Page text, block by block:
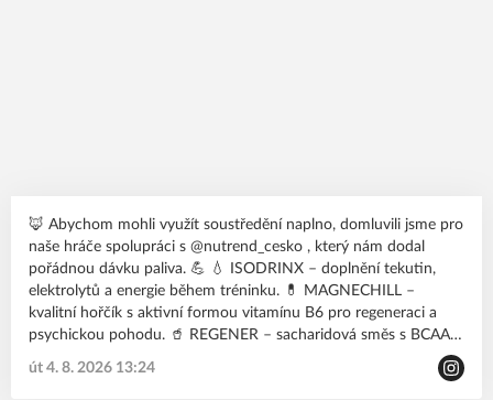
🦊 Abychom mohli využít soustředění naplno, domluvili jsme pro
naše hráče spolupráci s @nutrend_cesko , který nám dodal
pořádnou dávku paliva. 💪 💧 ISODRINX – doplnění tekutin,
elektrolytů a energie během tréninku. 💊 MAGNECHILL –
kvalitní hořčík s aktivní formou vitamínu B6 pro regeneraci a
psychickou pohodu. 🥤 REGENER – sacharidová směs s BCAA,
L-glutaminem, vitaminy a minerály pro rychlé nastartování
út 4. 8. 2026 13:24